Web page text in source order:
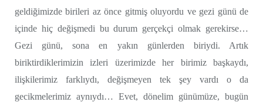
geldiğimizde birileri az önce gitmiş oluyordu ve gezi günü de
içinde hiç değişmedi bu durum gerçekçi olmak gerekirse…
Gezi günü, sona en yakın günlerden biriydi. Artık
biriktirdiklerimizin izleri üzerimizde her birimiz başkaydı,
ilişkilerimiz farklıydı, değişmeyen tek şey vardı o da
gecikmelerimiz aynıydı… Evet, dönelim günümüze, bugün